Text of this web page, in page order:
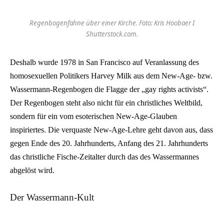
Regenbogenfahne über einer Kirche. Foto: Kris Hoobaer I
Shutterstock.com.
Deshalb wurde 1978 in San Francisco auf Veranlassung des
homosexuellen Politikers Harvey Milk aus dem New-Age- bzw.
Wassermann-Regenbogen die Flagge der „gay rights activists“.
Der Regenbogen steht also nicht für ein christliches Weltbild,
sondern für ein vom esoterischen New-Age-Glauben
inspiriertes. Die verquaste New-Age-Lehre geht davon aus, dass
gegen Ende des 20. Jahrhunderts, Anfang des 21. Jahrhunderts
das christliche Fische-Zeitalter durch das des Wassermannes
abgelöst wird.
Der Wassermann-Kult